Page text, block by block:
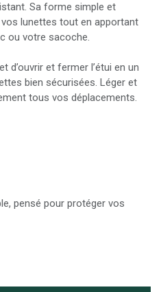
Sa forme simple et
lunettes tout en apportant
ou votre sacoche.
d’ouvrir et fermer l’étui en un
bien sécurisées. Léger et
tous vos déplacements.
pensé pour protéger vos